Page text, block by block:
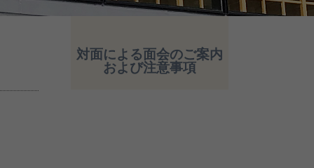
対面による面会のご案内
および注意事項